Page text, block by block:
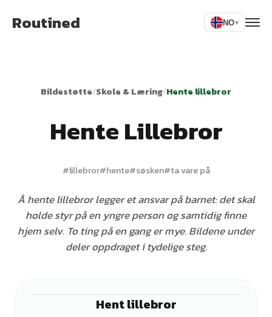
Routined NO▾
Bildestøtte/Skole & Læring/Hente lillebror
Hente Lillebror
#lillebror#hente#søsken#ta vare på
Å hente lillebror legger et ansvar på barnet: det skal
holde styr på en yngre person og samtidig finne
hjem selv. To ting på en gang er mye. Bildene under
deler oppdraget i tydelige steg.
Hent lillebror